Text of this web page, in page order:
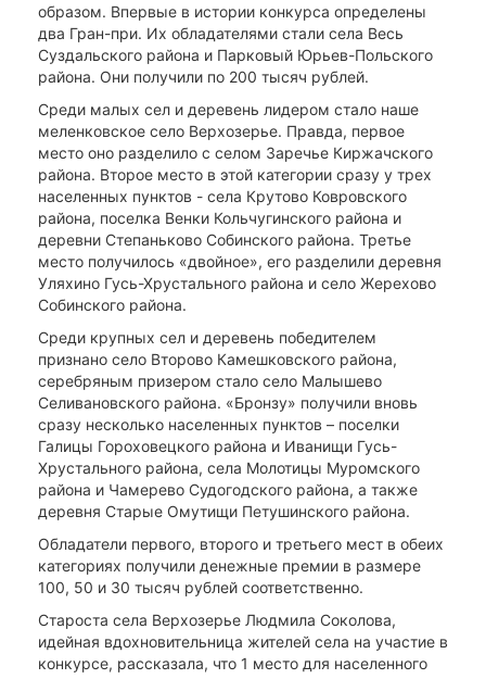
образом. Впервые в истории конкурса определены
два Гран-при. Их обладателями стали села Весь
Суздальского района и Парковый Юрьев-Польского
района. Они получили по 200 тысяч рублей.
Среди малых сел и деревень лидером стало наше
меленковское село Верхозерье. Правда, первое
место оно разделило с селом Заречье Киржачского
района. Второе место в этой категории сразу у трех
населенных пунктов - села Крутово Ковровского
района, поселка Венки Кольчугинского района и
деревни Степаньково Собинского района. Третье
место получилось «двойное», его разделили деревня
Уляхино Гусь-Хрустального района и село Жерехово
Собинского района.
Среди крупных сел и деревень победителем
признано село Второво Камешковского района,
серебряным призером стало село Малышево
Селивановского района. «Бронзу» получили вновь
сразу несколько населенных пунктов – поселки
Галицы Гороховецкого района и Иванищи Гусь-
Хрустального района, села Молотицы Муромского
района и Чамерево Судогодского района, а также
деревня Старые Омутищи Петушинского района.
Обладатели первого, второго и третьего мест в обеих
категориях получили денежные премии в размере
100, 50 и 30 тысяч рублей соответственно.
Староста села Верхозерье Людмила Соколова,
идейная вдохновительница жителей села на участие в
конкурсе, рассказала, что 1 место для населенного